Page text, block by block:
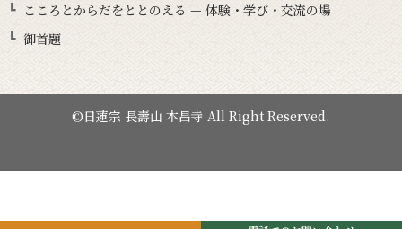
こころとからだをととのえる — 体験・学び・交流の場
御首題
©日蓮宗 長壽山 本昌寺 All Right Reserved.